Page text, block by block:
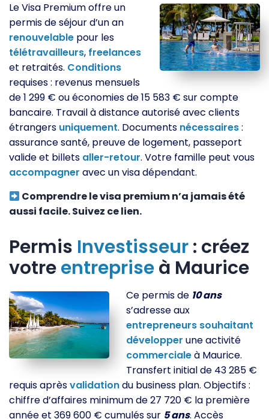
Le Visa Premium offre un
permis de séjour d’un an
renouvelable pour les
télétravailleurs, freelances
et retraités. Conditions
requises : revenus mensuels
de 1 299 € ou économies de 15 583 € sur compte
bancaire. Travail à distance autorisé avec clients
étrangers uniquement. Documents nécessaires:
assurance santé, preuve de logement, passeport
valide et billets aller-retour. Votre famille peut vous
accompagner avec un visa dépendant.
Comprendre le visa premium n’a jamais été
aussi facile. Suivez ce lien.
Permis Investisseur: créez
votreentrepriseà Maurice
Ce permis de 10 ans
s’adresse aux
entrepreneurs souhaitant
développer une activité
commercialeà Maurice.
Transfert initial de 43 285 €
requis aprèsvalidationdu business plan. Objectifs :
chiffre d’affaires minimum de 27 720 € la première
année et 369 600 € cumulés sur 5 ans. Accès